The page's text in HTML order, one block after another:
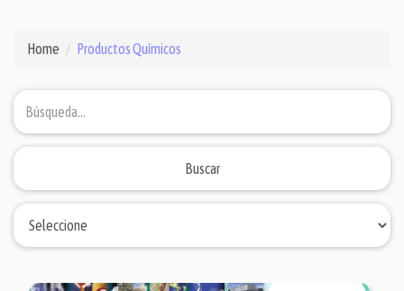
Home Productos Químicos